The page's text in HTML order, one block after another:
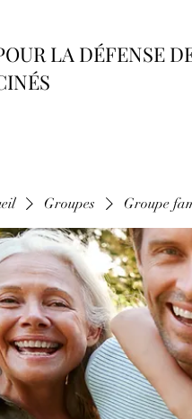
LA DÉFENSE
Groupes Groupe